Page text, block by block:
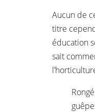
Aucun de
titre
éducation
sait